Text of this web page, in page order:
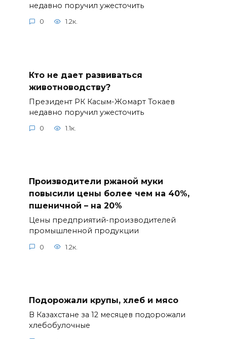
недавно поручил ужесточить
0 1.2к.
Кто не дает развиваться
животноводству?
Президент РК Касым-Жомарт Токаев
недавно поручил ужесточить
0 1.1к.
Производители ржаной муки
повысили цены более чем на 40%,
пшеничной – на 20%
Цены предприятий-производителей
промышленной продукции
0 1.2к.
Подорожали крупы, хлеб и мясо
В Казахстане за 12 месяцев подорожали
хлебобулочные